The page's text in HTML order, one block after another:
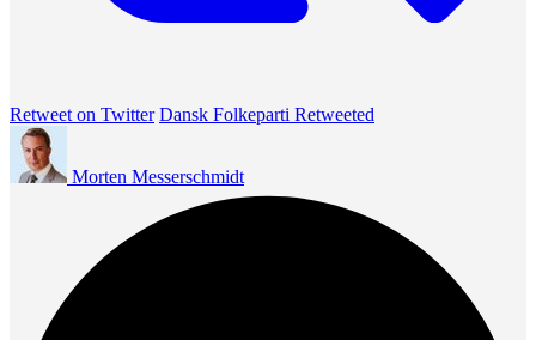
Retweet on Twitter Dansk Folkeparti Retweeted
Morten Messerschmidt